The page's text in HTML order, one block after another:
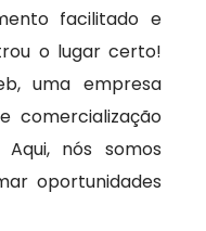
facilitado e
o lugar certo!
uma empresa
comercialização
nós somos
oportunidades